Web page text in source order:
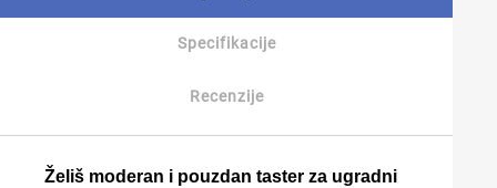
Specifikacije
Recenzije
Želiš moderan i pouzdan taster za ugradni